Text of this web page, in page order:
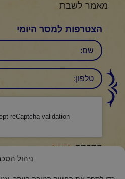
ניהול
מאמר לשבת
הצטרפות למסר היומי
שם
טלפון:
reCaptcha validation.
הסכמה (חובה)
אני מאשר/ת כי קראתי